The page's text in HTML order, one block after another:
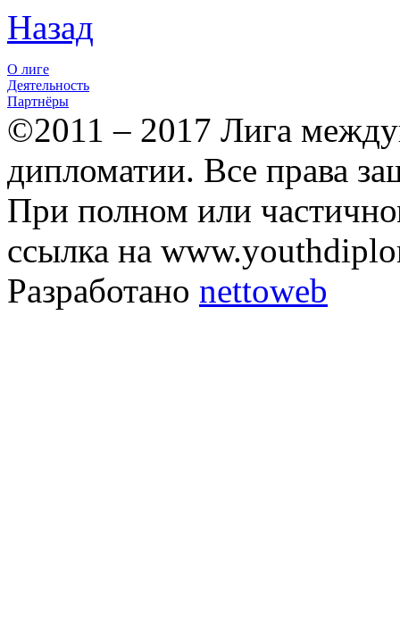
Назад
О лиге
Деятельность
Партнёры
©2011 – 2017 Лига
дипломатии. Все права
При полном или
ссылка на
Разработано nettoweb